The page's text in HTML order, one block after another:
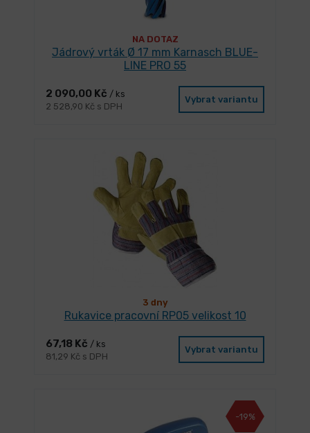
NA DOTAZ
Jádrový vrták Ø 17 mm Karnasch BLUE-
LINE PRO 55
2 090,00 Kč / ks
2 528,90 Kč s DPH
Vybrat variantu
3 dny
Rukavice pracovní RP05 velikost 10
67,18 Kč / ks
81,29 Kč s DPH
Vybrat variantu
-19%